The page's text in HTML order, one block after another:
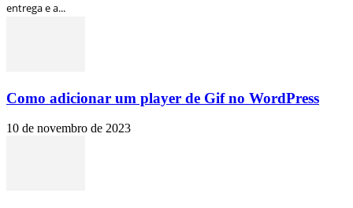
entrega e a...
Como adicionar um player de Gif no WordPress
10 de novembro de 2023